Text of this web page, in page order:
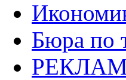
Бюра по